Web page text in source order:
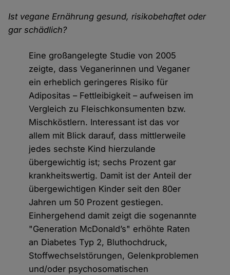
Ist vegane Ernährung gesund, risikobehaftet oder
gar schädlich?
Eine großangelegte Studie von 2005
zeigte, dass Veganerinnen und Veganer
ein erheblich geringeres Risiko für
Adipositas – Fettleibigkeit – aufweisen im
Vergleich zu Fleischkonsumenten bzw.
Mischköstlern. Interessant ist das vor
allem mit Blick darauf, dass mittlerweile
jedes sechste Kind hierzulande
übergewichtig ist; sechs Prozent gar
krankheitswertig. Damit ist der Anteil der
übergewichtigen Kinder seit den 80er
Jahren um 50 Prozent gestiegen.
Einhergehend damit zeigt die sogenannte
"Generation McDonald’s" erhöhte Raten
an Diabetes Typ 2, Bluthochdruck,
Stoffwechselstörungen, Gelenkproblemen
und/oder psychosomatischen